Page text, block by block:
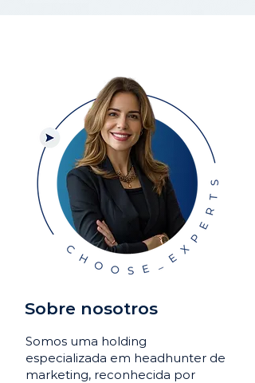
Sobre nosotros
Somos uma holding
especializada em headhunter de
marketing, reconhecida por